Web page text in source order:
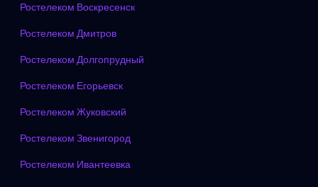
Ростелеком Воскресенск
Ростелеком Дмитров
Ростелеком Долгопрудный
Ростелеком Егорьевск
Ростелеком Жуковский
Ростелеком Звенигород
Ростелеком Ивантеевка